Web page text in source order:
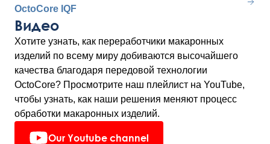
OctoCore IQF
Видео
Хотите узнать, как переработчики макаронных
изделий по всему миру добиваются высочайшего
качества благодаря передовой технологии
OctoCore? Просмотрите наш плейлист на YouTube,
чтобы узнать, как наши решения меняют процесс
обработки макаронных изделий.
Our Youtube channel